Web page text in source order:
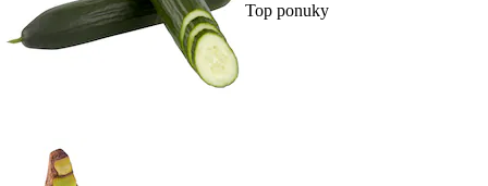
Top ponuky